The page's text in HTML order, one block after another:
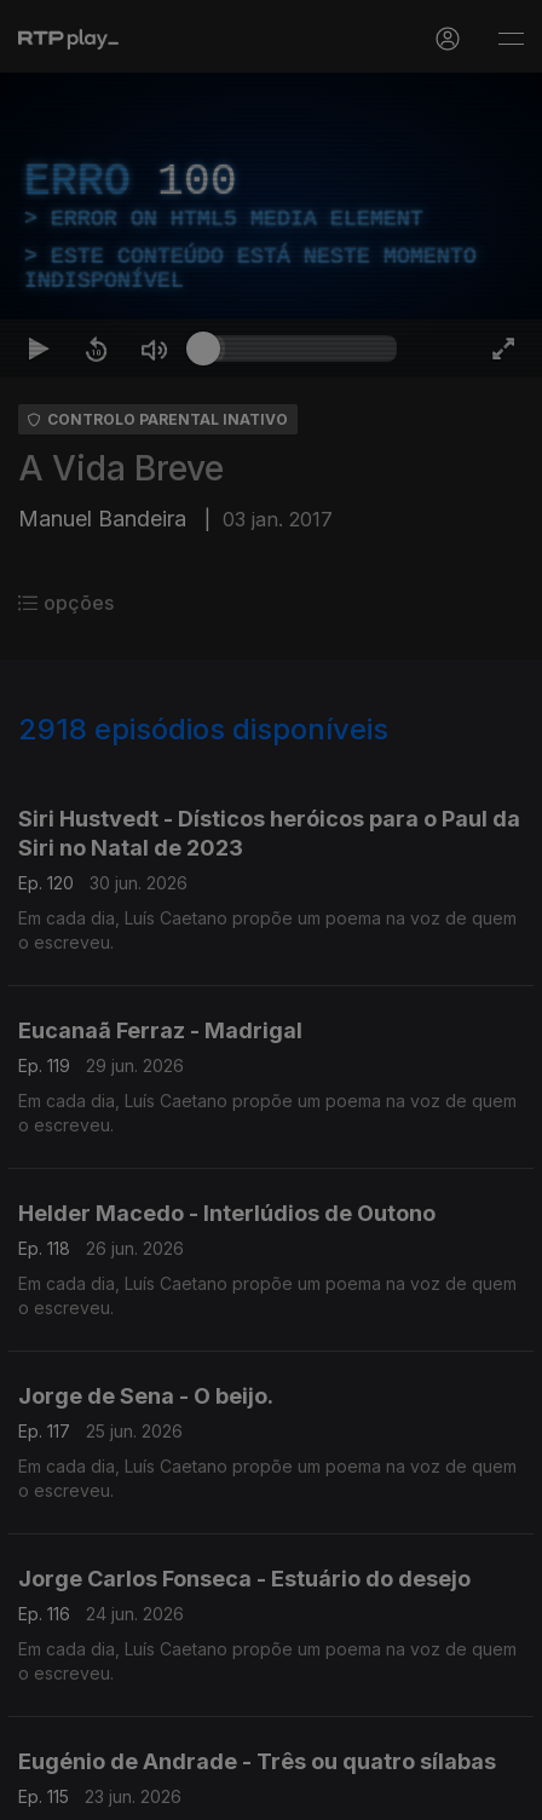
ERRO 100
ERROR ON HTML5 MEDIA ELEMENT
ESTE CONTEÚDO ESTÁ NESTE MOMENTO
INDISPONÍVEL
CONTROLO PARENTAL INATIVO
A Vida Breve
Manuel Bandeira 03 jan. 2017
opções
2918 episódios disponíveis
Siri Hustvedt - Dísticos heróicos para o Paul da
Siri no Natal de 2023
Ep. 120
30 jun. 2026
Em cada dia, Luís Caetano propõe um poema na voz de quem
o escreveu.
Eucanaã Ferraz - Madrigal
Ep. 119
29 jun. 2026
Em cada dia, Luís Caetano propõe um poema na voz de quem
o escreveu.
Helder Macedo - Interlúdios de Outono
Ep. 118
26 jun. 2026
Em cada dia, Luís Caetano propõe um poema na voz de quem
o escreveu.
Jorge de Sena - O beijo.
Ep. 117
25 jun. 2026
Em cada dia, Luís Caetano propõe um poema na voz de quem
o escreveu.
Jorge Carlos Fonseca - Estuário do desejo
Ep. 116
24 jun. 2026
Em cada dia, Luís Caetano propõe um poema na voz de quem
o escreveu.
Eugénio de Andrade - Três ou quatro sílabas
Ep. 115
23 jun. 2026